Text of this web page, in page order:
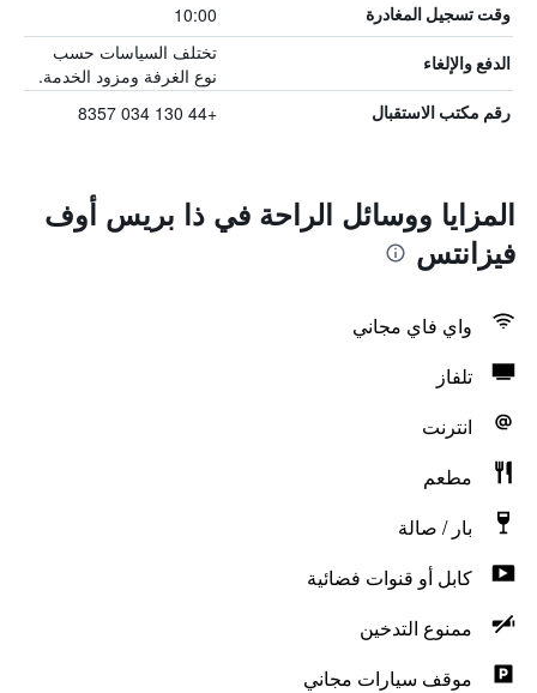
وقت تسجيل المغادرة 10:00
الدفع والإلغاء
تختلف السياسات حسب
نوع الغرفة ومزود الخدمة.
رقم مكتب الاستقبال +44 130 034 8357
المزايا ووسائل الراحة في ذا بريس أوف
فيزانتس
واي فاي مجاني
تلفاز
انترنت
مطعم
بار / صالة
كابل أو قنوات فضائية
ممنوع التدخين
موقف سيارات مجاني